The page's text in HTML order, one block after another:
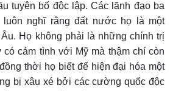
tuyên bố độc lập. Các lãnh đạo ba
luôn nghĩ rằng đất nước họ là một
Họ không phải là những chính trị
có cảm tình với Mỹ mà thậm chí còn
thời họ biết để hiện đại hóa một
bị xâu xé bởi các cường quốc độc